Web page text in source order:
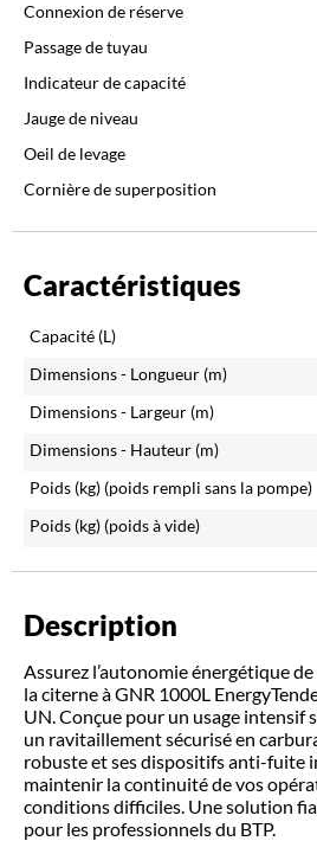
Connexion de réserve
Passage de tuyau
Indicateur de capacité
Jauge de niveau
Oeil de levage
Cornière de superposition
Caractéristiques
Capacité (L)
Dimensions - Longueur (m)
Dimensions - Largeur (m)
Dimensions - Hauteur (m)
Poids (kg) (poids rempli sans la pompe)
Poids (kg) (poids à vide)
Description
Assurez l’autonomie énergétique
la citerne à GNR 1000L
UN. Conçue pour un usage intensif
un ravitaillement sécurisé en
robuste et ses dispositifs anti-fuite
maintenir la continuité de vos
conditions difficiles. Une solution
pour les professionnels du BTP.